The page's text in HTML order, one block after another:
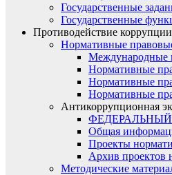
Государственные
Государственные
Противодействие коррупции
Нормативные
Международные
Нормативные
Нормативные
Нормативные
Антикоррупционная
Общая
Проекты
Архив проектов
Методические